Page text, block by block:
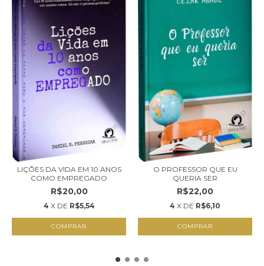
LIÇÕES DA VIDA EM 10 ANOS
COMO EMPREGADO
R$20,00
4 X DE R$5,54
COMPRAR
O PROFESSOR QUE EU
QUERIA SER
R$22,00
4 X DE R$6,10
COMPRAR